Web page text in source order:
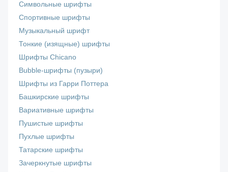
Символьные шрифты
Спортивные шрифты
Музыкальный шрифт
Тонкие (изящные) шрифты
Шрифты Chicano
Bubble-шрифты (пузыри)
Шрифты из Гарри Поттера
Башкирские шрифты
Вариативные шрифты
Пушистые шрифты
Пухлые шрифты
Татарские шрифты
Зачеркнутые шрифты